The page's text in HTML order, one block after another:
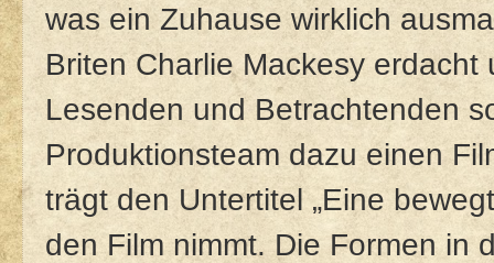
was ein Zuhause wirklich
Briten Charlie Mackesy
Lesenden und Betrachtenden
Produktionsteam dazu einen
trägt den Untertitel „Eine
den Film nimmt. Die Formen in